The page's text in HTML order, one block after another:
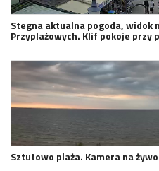
Stegna aktualna pogoda, widok
Przyplażowych. Klif pokoje przy
Sztutowo plaża. Kamera na